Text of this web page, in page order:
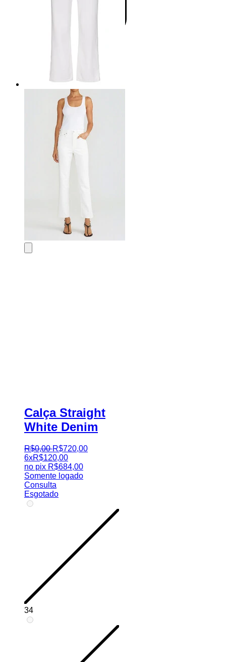
Calça Straight
White Denim
R$0,00 R$720,00
6xR$120,00
no pix R$684,00
Somente logado
Consulta
Esgotado
34